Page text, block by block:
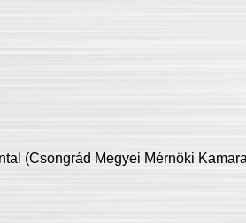
(Csongrád Megyei Mérnöki